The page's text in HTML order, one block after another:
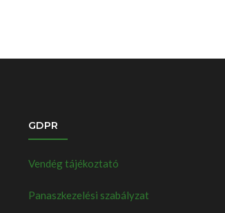
GDPR
Vendég tájékoztató
Panaszkezelési szabályzat